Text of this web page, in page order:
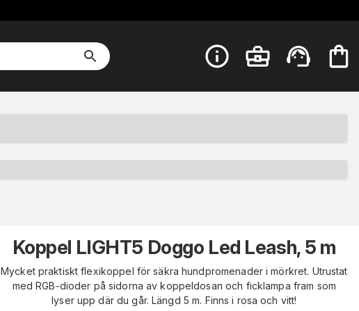
Koppel LIGHT5 Doggo Led Leash, 5 m
Mycket praktiskt flexikoppel för säkra hundpromenader i mörkret. Utrustat
med RGB-dioder på sidorna av koppeldosan och ficklampa fram som
lyser upp där du går. Längd 5 m. Finns i rosa och vitt!